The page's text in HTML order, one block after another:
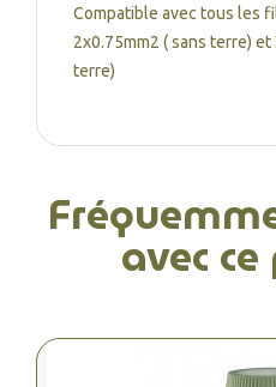
Compatible avec tous les
2x0.75mm2 ( sans terre) et
terre)
avec